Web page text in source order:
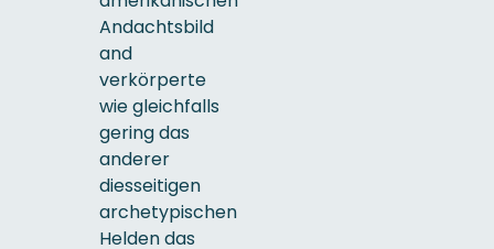
Andachtsbild
and
verkörperte
wie gleichfalls
gering das
anderer
diesseitigen
archetypischen
Helden das